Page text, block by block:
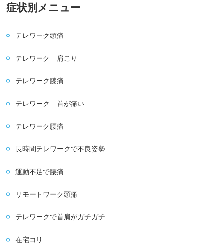
症状別メニュー
テレワーク頭痛
テレワーク 肩こり
テレワーク膝痛
テレワーク 首が痛い
テレワーク腰痛
長時間テレワークで不良姿勢
運動不足で腰痛
リモートワーク頭痛
テレワークで首肩がガチガチ
在宅コリ